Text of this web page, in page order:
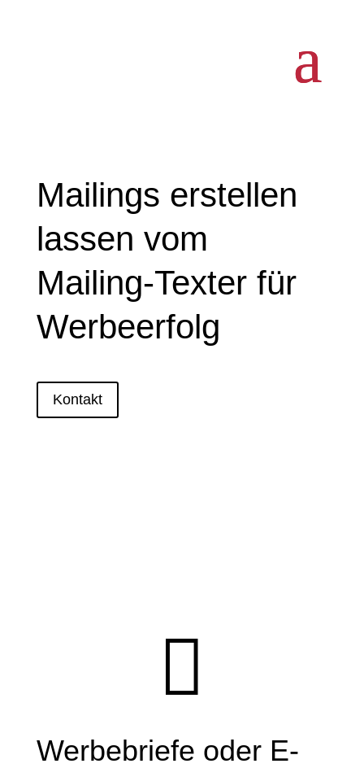
Mailings erstellen
lassen vom
Mailing-Texter für
Werbeerfolg
Kontakt

Werbebriefe oder E-